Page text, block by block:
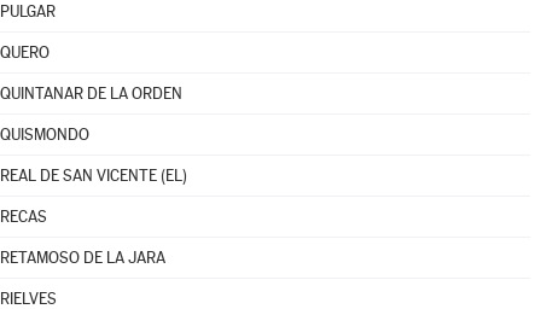
PULGAR
QUERO
QUINTANAR DE LA ORDEN
QUISMONDO
REAL DE SAN VICENTE (EL)
RECAS
RETAMOSO DE LA JARA
RIELVES